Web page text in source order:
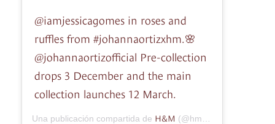
@iamjessicagomes in roses and
ruffles from #johannaortizxhm.🌸
@johannaortizofficial Pre-collection
drops 3 December and the main
collection launches 12 March.
Una publicación compartida de H&M (@hm) el